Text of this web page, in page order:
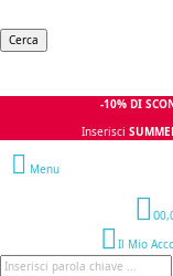
Cerca
-10% DI
Inserisci
Menu
0
Il Mio